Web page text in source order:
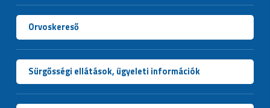
Orvoskereső
Sürgősségi ellátások, ügyeleti információk